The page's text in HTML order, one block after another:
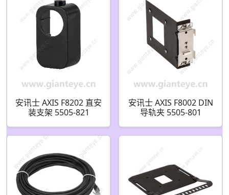
安讯士 AXIS F8202 直安
装支架 5505-821
安讯士 AXIS F8002 DIN
导轨夹 5505-801